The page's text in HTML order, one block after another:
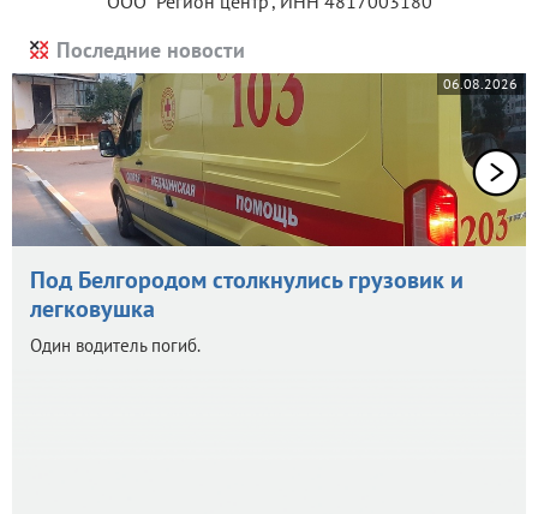
Последние новости
06.08.2026
Под Белгородом столкнулись грузовик и
легковушка
Один водитель погиб.